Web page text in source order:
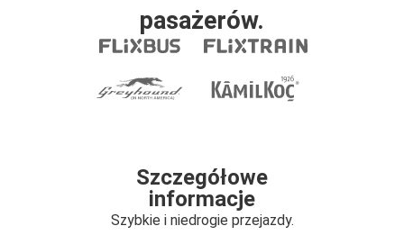
pasażerów.
Szczegółowe
informacje
Szybkie i niedrogie przejazdy.